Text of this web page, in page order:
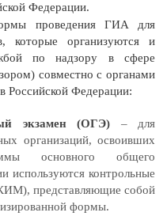
Федерации.
проведения ГИА для
которые организуются и
по надзору в сфере
совместно с органами
Российской Федерации:
экзамен (ОГЭ) – для
организаций, освоивших
основного общего
используются контрольные
представляющие собой
формы.